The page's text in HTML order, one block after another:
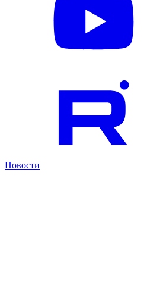
Новости